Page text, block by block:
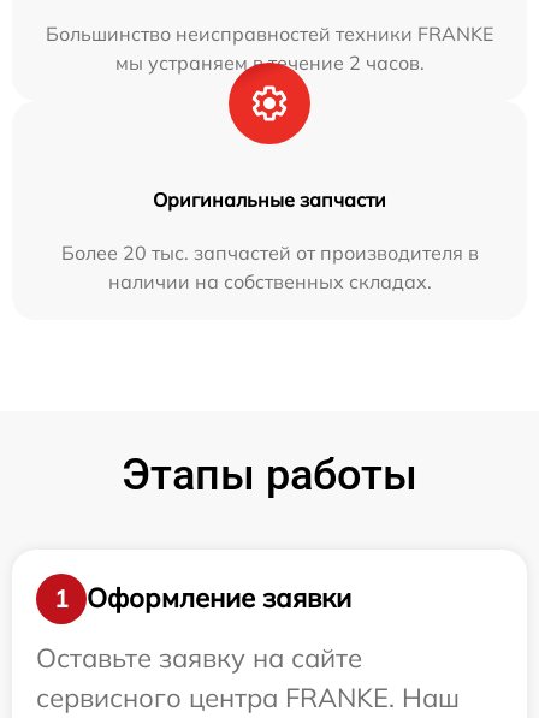
Большинство неисправностей техники FRANKE
мы устраняем в течение 2 часов.
Оригинальные запчасти
Более 20 тыс. запчастей от производителя в
наличии на собственных складах.
Этапы работы
1
Оформление заявки
Оставьте заявку на сайте
сервисного центра FRANKE. Наш